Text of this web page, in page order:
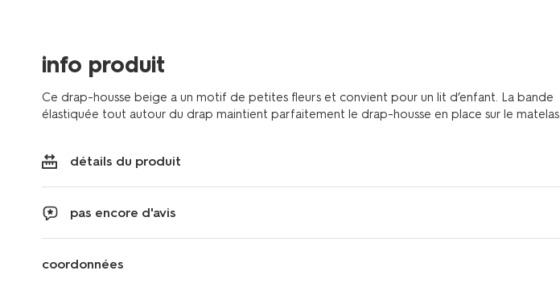
info produit
Ce drap-housse beige a un motif de petites fleurs et convient pour un lit d’enfant. La bande
élastiquée tout autour du drap maintient parfaitement le drap-housse en place sur le matelas.
détails du produit
pas encore d'avis
coordonnées